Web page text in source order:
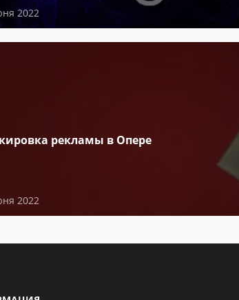
2022
рекламы в Опере
2022